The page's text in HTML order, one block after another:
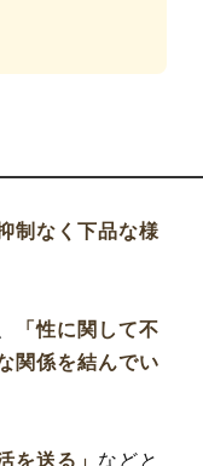
制なく下品な様
「性に関して不
関係を結んでい
を送る」 などと